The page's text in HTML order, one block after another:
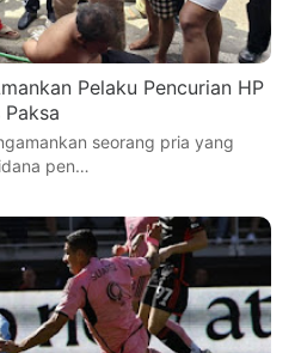
Pelaku Pencurian HP
seorang pria yang
pen…